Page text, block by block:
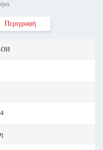
Περιγραφή
OH